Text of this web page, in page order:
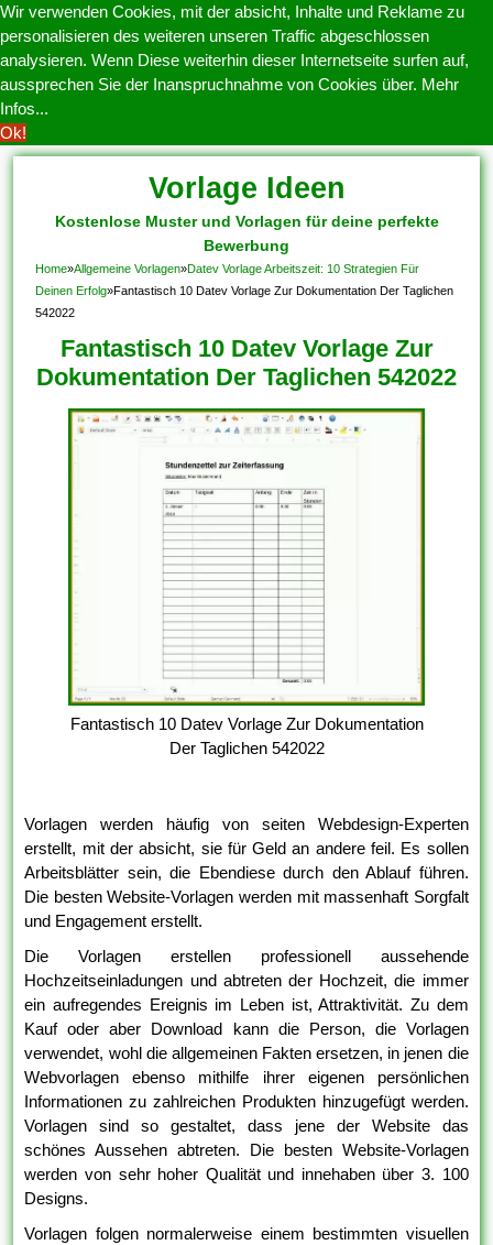
Wir verwenden Cookies, mit der absicht, Inhalte und Reklame zu
personalisieren des weiteren unseren Traffic abgeschlossen
analysieren. Wenn Diese weiterhin dieser Internetseite surfen auf,
aussprechen Sie der Inanspruchnahme von Cookies über. Mehr
Infos...
Ok!
Vorlage Ideen
Kostenlose Muster und Vorlagen für deine perfekte
Bewerbung
Home»Allgemeine Vorlagen»Datev Vorlage Arbeitszeit: 10 Strategien Für
Deinen Erfolg»Fantastisch 10 Datev Vorlage Zur Dokumentation Der Taglichen
542022
Fantastisch 10 Datev Vorlage Zur
Dokumentation Der Taglichen 542022
Fantastisch 10 Datev Vorlage Zur Dokumentation
Der Taglichen 542022
Vorlagen werden häufig von seiten Webdesign-Experten
erstellt, mit der absicht, sie für Geld an andere feil. Es sollen
Arbeitsblätter sein, die Ebendiese durch den Ablauf führen.
Die besten Website-Vorlagen werden mit massenhaft Sorgfalt
und Engagement erstellt.
Die Vorlagen erstellen professionell aussehende
Hochzeitseinladungen und abtreten der Hochzeit, die immer
ein aufregendes Ereignis im Leben ist, Attraktivität. Zu dem
Kauf oder aber Download kann die Person, die Vorlagen
verwendet, wohl die allgemeinen Fakten ersetzen, in jenen die
Webvorlagen ebenso mithilfe ihrer eigenen persönlichen
Informationen zu zahlreichen Produkten hinzugefügt werden.
Vorlagen sind so gestaltet, dass jene der Website das
schönes Aussehen abtreten. Die besten Website-Vorlagen
werden von sehr hoher Qualität und innehaben über 3. 100
Designs.
Vorlagen folgen normalerweise einem bestimmten visuellen